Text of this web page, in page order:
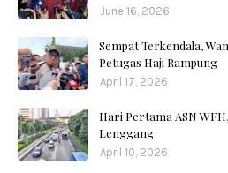
June 16, 2026
Sempat Terkendala,
Petugas Haji Rampung
April 17, 2026
Hari Pertama ASN
Lenggang
April 10, 2026